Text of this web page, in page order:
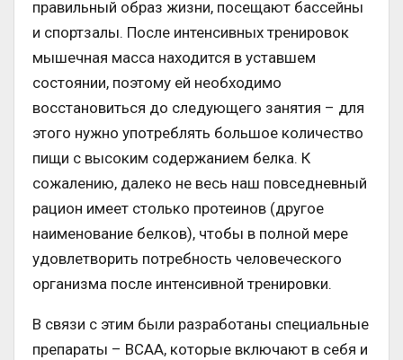
правильный образ жизни, посещают бассейны
и спортзалы. После интенсивных тренировок
мышечная масса находится в уставшем
состоянии, поэтому ей необходимо
восстановиться до следующего занятия – для
этого нужно употреблять большое количество
пищи с высоким содержанием белка. К
сожалению, далеко не весь наш повседневный
рацион имеет столько протеинов (другое
наименование белков), чтобы в полной мере
удовлетворить потребность человеческого
организма после интенсивной тренировки.
В связи с этим были разработаны специальные
препараты – ВСАА, которые включают в себя и